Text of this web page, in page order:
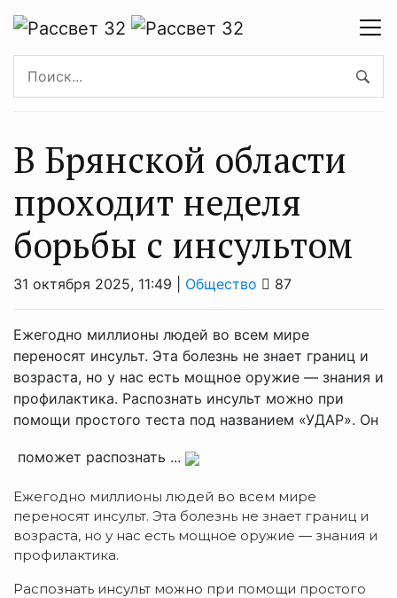
В Брянской области
проходит неделя
борьбы с инсультом
31 октября 2025, 11:49 | Общество 87
Ежегодно миллионы людей во всем мире
переносят инсульт. Эта болезнь не знает границ и
возраста, но у нас есть мощное оружие — знания и
профилактика. Распознать инсульт можно при
помощи простого теста под названием «УДАР». Он
поможет распознать ...
Ежегодно миллионы людей во всем мире
переносят инсульт. Эта болезнь не знает границ и
возраста, но у нас есть мощное оружие — знания и
профилактика.
Распознать инсульт можно при помощи простого